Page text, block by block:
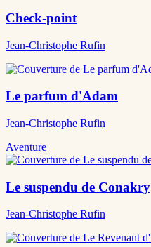
Check-point
Jean-Christophe Rufin
Le parfum d'Adam
Jean-Christophe Rufin
Aventure
Le suspendu de Conakry
Jean-Christophe Rufin